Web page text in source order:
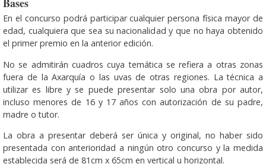
Bases
En el concurso podrá participar cualquier persona física mayor de
edad, cualquiera que sea su nacionalidad y que no haya obtenido
el primer premio en la anterior edición.
No se admitirán cuadros cuya temática se refiera a otras zonas
fuera de la Axarquía o las uvas de otras regiones. La técnica a
utilizar es libre y se puede presentar solo una obra por autor,
incluso menores de 16 y 17 años con autorización de su padre,
madre o tutor.
La obra a presentar deberá ser única y original, no haber sido
presentada con anterioridad a ningún otro concurso y la medida
establecida será de 81cm x 65cm en vertical u horizontal.